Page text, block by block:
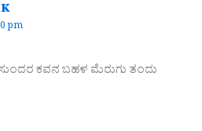
pm
ಕವನ ಬಹಳ ಮೆರುಗು ತಂದು